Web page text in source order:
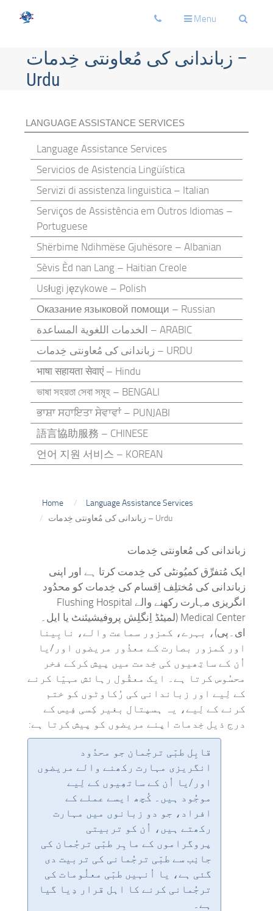
Toggle
Toggle
Menu
Toggle
زباندانی کی مُعاونتی خِدمات –
Urdu
LANGUAGE ASSISTANCE SERVICES
Language Assistance Services
Servicios de Asistencia Lingüística
Servizi di assistenza linguistica – Italian
Serviços de Assistência em Outros Idiomas –
Portuguese
Shërbime Ndihmëse Gjuhësore – Albanian
Sèvis Èd nan Lang – Haitian Creole
Usługi językowe – Polish
Оказание языковой помощи – Russian
الخدمات اللغوية المساعدة – ARABIC
زباندانی کی مُعاونتی خِدمات – URDU
भाषा सहायता सेवाएं – Hindu
ভাষা সহয়তা সেবা সমূহ – BENGALI
ਭਾਸ਼ਾ ਸਹਾਇਤਾ ਸੇਵਾਵਾਂ – PUNJABI
語言協助服務 – CHINESE
언어 지원 서비스 – KOREAN
Home
Language Assistance Services
زباندانی کی مُعاونتی خِدمات – Urdu
زباندانی کی مُعاونتی خِدمات
ایک مُتفرِّق کمیُونٹی کی خِدمت کرتا ہے اور اپنی
زباندانی کی مُختلِف اِقسام کی خِدمات کو محدُود
انگریزی مہارت رکھنے والے Flushing Hospital
Medical Center (لمیٹڈ اِنگلِش پروفیشیئنٹ یا ایل۔
ای۔پی)، بہرے، کمزور سماعت والے، نابِینا
اور کمزور بصارت کے معذُور مریضوں اور/یا
اُن کے ساتِھیوں کی خِدمت میں پیش کرکے فخر
محسُوس کرتا ہے۔ ایک معقُول رہائش مہیّا کرنے
کے لِیے اور زباندانی کی رُکاوٹوں کو ختم
کرنے کے لِیے، یہ ہسپتال بغیر کِسی فِیس کے
درج ذیل خِدمات اپنے مریضوں کو پیش کرتا ہے:
قابِل طبّی ترجُمان جو محدُود
انگریزی مہارت رکھنے والے مریضوں
اور/یا اُن کے ساتھِیوں کے لِیے
موجُود ہیں۔ کُچھ ایسے عملے کے
افراد، جو دو زبانوں میں مہارت
رکھتے ہیں، اُن کو تربیتی
پروگراموں کے ماہِر طبّی ترجُمان کی
جانِب سے طبّی ترجُمانی کی تربیت دی
گئی ہے، یا اُنہیں طبّی معلُومات کی
ترجُمانی کرنے کا اہل قرار دِیا گیا
ہے۔